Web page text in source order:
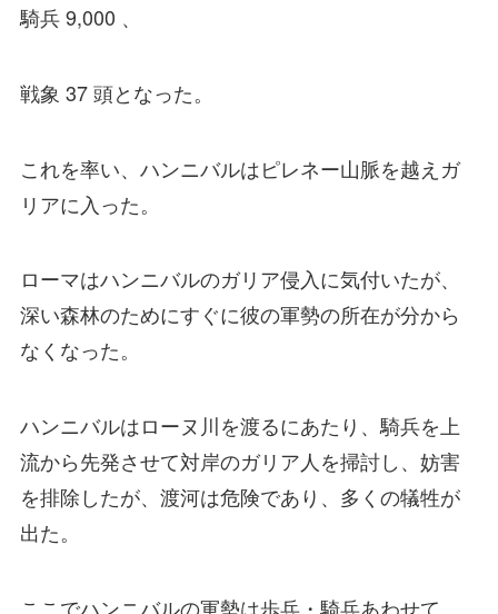
騎兵 9,000 、
戦象 37 頭となった。
これを率い、ハンニバルはピレネー山脈を越えガ
リアに入った。
ローマはハンニバルのガリア侵入に気付いたが、
深い森林のためにすぐに彼の軍勢の所在が分から
なくなった。
ハンニバルはローヌ川を渡るにあたり、騎兵を上
流から先発させて対岸のガリア人を掃討し、妨害
を排除したが、渡河は危険であり、多くの犠牲が
出た。
ここでハンニバルの軍勢は歩兵・騎兵あわせて